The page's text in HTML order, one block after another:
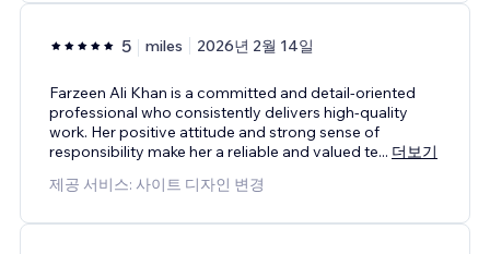
5 miles 2026년 2월 14일
Farzeen Ali Khan is a committed and detail-oriented
professional who consistently delivers high-quality
work. Her positive attitude and strong sense of
responsibility make her a reliable and valued te... 더보기
제공 서비스: 사이트 디자인 변경